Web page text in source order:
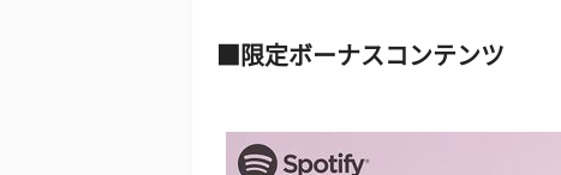
限定ボーナスコンテンツ